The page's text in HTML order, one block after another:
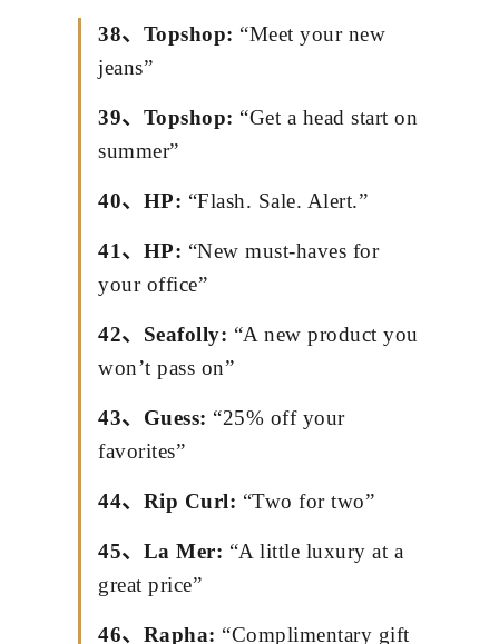
38、Topshop: “Meet your new
jeans”
39、Topshop: “Get a head start on
summer”
40、HP: “Flash. Sale. Alert.”
41、HP: “New must-haves for
your office”
42、Seafolly: “A new product you
won’t pass on”
43、Guess: “25% off your
favorites”
44、Rip Curl: “Two for two”
45、La Mer: “A little luxury at a
great price”
46、Rapha: “Complimentary gift